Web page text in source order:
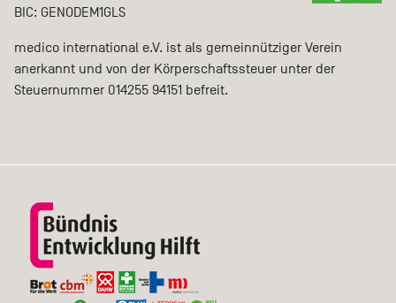
BIC: GENODEM1GLS
medico international e.V. ist als gemeinnütziger Verein
anerkannt und von der Körperschaftssteuer unter der
Steuernummer 014255 94151 befreit.